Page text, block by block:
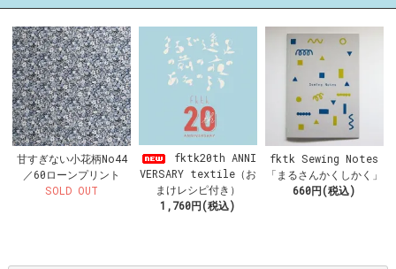
甘すぎない小花柄No44
／60ローンプリント
SOLD OUT
fktk20th ANNI
VERSARY textile（お
まけレシピ付き）
1,760円(税込)
fktk Sewing Notes
「まるさんかくしかく」
660円(税込)